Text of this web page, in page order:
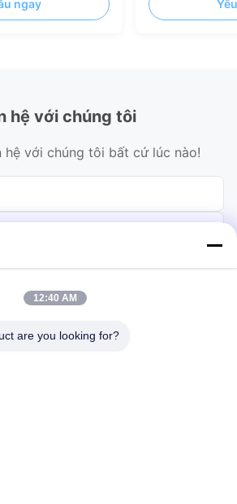
ngay
hệ với chúng tôi
hệ với chúng tôi bất cứ lúc nào!
12:40 AM
are you looking for?